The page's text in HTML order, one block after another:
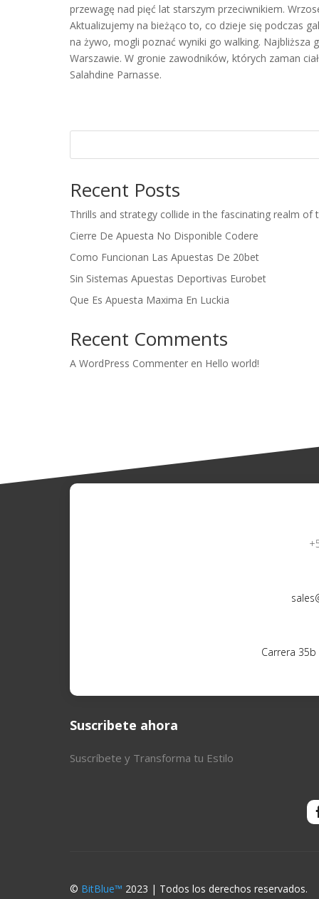
przewagę nad pięć lat starszym przeciwnikiem.
Aktualizujemy na bieżąco to, co dzieje się podczas
na żywo, mogli poznać wyniki go walking. Najbliższa
Warszawie. W gronie zawodników, których zaman
Salahdine Parnasse.
Recent Posts
Thrills and strategy collide in the fascinating realm of
Cierre De Apuesta No Disponible Codere
Como Funcionan Las Apuestas De 20bet
Sin Sistemas Apuestas Deportivas Eurobet
Que Es Apuesta Maxima En Luckia
Recent Comments
A WordPress Commenter en Hello world!
Carrera
Suscribete ahora
Suscríbete y Transforma tu Estilo
© BitBlue™ 2023 | Todos los derechos reservados.